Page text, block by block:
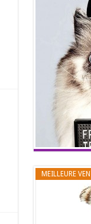
MEILLEURE